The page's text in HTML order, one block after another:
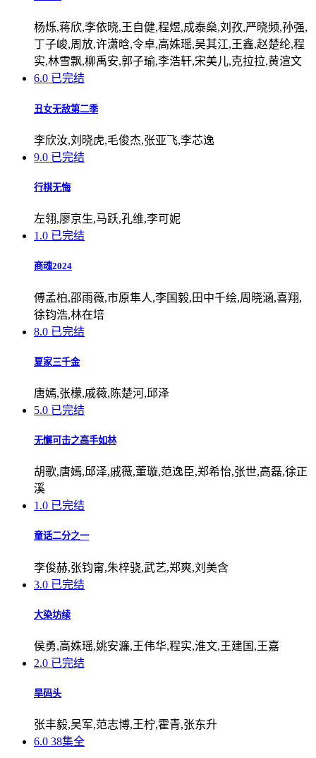
杨烁,蒋欣,李依晓,王自健,程煜,成泰燊,刘孜,严晓频,孙强,
丁子峻,周放,许潇晗,令卓,高姝瑶,吴其江,王鑫,赵楚纶,程
实,林雪飘,柳禹安,郭子瑜,李浩轩,宋美儿,克拉拉,黄渲文
6.0 已完结
丑女无敌第二季
李欣汝,刘晓虎,毛俊杰,张亚飞,李芯逸
9.0 已完结
行棋无悔
左翎,廖京生,马跃,孔维,李可妮
1.0 已完结
商魂2024
傅孟柏,邵雨薇,市原隼人,李国毅,田中千绘,周晓涵,喜翔,
徐钧浩,林在培
8.0 已完结
夏家三千金
唐嫣,张檬,戚薇,陈楚河,邱泽
5.0 已完结
无懈可击之高手如林
胡歌,唐嫣,邱泽,戚薇,董璇,范逸臣,郑希怡,张世,高磊,徐正
溪
1.0 已完结
童话二分之一
李俊赫,张钧甯,朱梓骁,武艺,郑爽,刘美含
3.0 已完结
大染坊续
侯勇,高姝瑶,姚安濂,王伟华,程实,淮文,王建国,王嘉
2.0 已完结
旱码头
张丰毅,吴军,范志博,王柠,霍青,张东升
6.0 38集全